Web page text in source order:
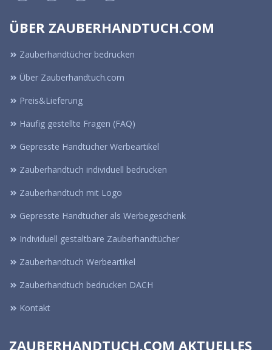
ÜBER ZAUBERHANDTUCH.COM
Zauberhandtücher bedrucken
Über Zauberhandtuch.com
Preis&Lieferung
Häufig gestellte Fragen (FAQ)
Gepresste Handtücher Werbeartikel
Zauberhandtuch individuell bedrucken
Zauberhandtuch mit Logo
Gepresste Handtücher als Werbegeschenk
Individuell gestaltbare Zauberhandtücher
Zauberhandtuch Werbeartikel
Zauberhandtuch bedrucken DACH
Kontakt
ZAUBERHANDTUCH.COM AKTUELLES